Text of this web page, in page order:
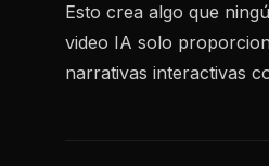
Esto crea algo que
video IA solo
narrativas interactivas